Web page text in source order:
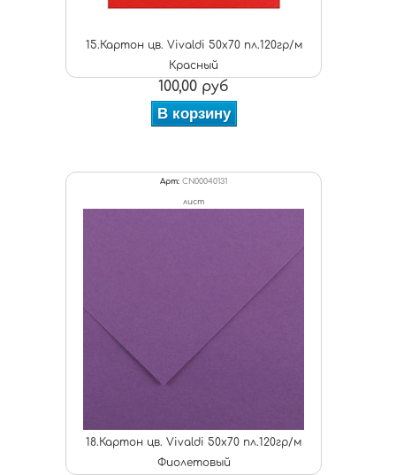
15.Картон цв. Vivaldi 50x70 пл.120гр/м
Красный
100,00 руб
В корзину
Арт: CN00040131
лист
18.Картон цв. Vivaldi 50x70 пл.120гр/м
Фиолетовый